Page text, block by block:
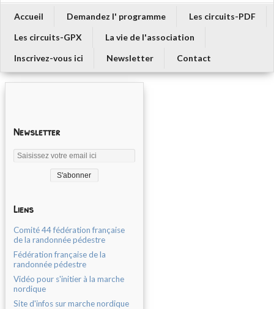
Accueil Demandez l' programme
Les circuits-PDF
Les circuits-GPX
La vie de l'association
Inscrivez-vous ici
Newsletter Contact
Newsletter
Liens
Comité 44 fédération française
de la randonnée pédestre
Fédération française de la
randonnée pédestre
Vidéo pour s'initier à la marche
nordique
Site d'infos sur marche nordique